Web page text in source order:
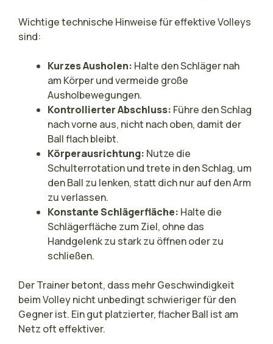
Wichtige technische Hinweise für effektive Volleys
sind:
Kurzes Ausholen: Halte den Schläger nah
am Körper und vermeide große
Ausholbewegungen.
Kontrollierter Abschluss: Führe den Schlag
nach vorne aus, nicht nach oben, damit der
Ball flach bleibt.
Körperausrichtung: Nutze die
Schulterrotation und trete in den Schlag, um
den Ball zu lenken, statt dich nur auf den Arm
zu verlassen.
Konstante Schlägerfläche: Halte die
Schlägerfläche zum Ziel, ohne das
Handgelenk zu stark zu öffnen oder zu
schließen.
Der Trainer betont, dass mehr Geschwindigkeit
beim Volley nicht unbedingt schwieriger für den
Gegner ist. Ein gut platzierter, flacher Ball ist am
Netz oft effektiver.